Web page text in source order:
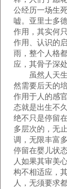
公经历一场生
嘘。亚里士多
作用，其实何
作用、认识的
雨，整个人格
应，其骨子深
虽然人天生
然需要后天的
作用于人的感
态就是出生不
绝不只是停留
多层次的，无
调，无限丰富
停留在婴儿状
人如果其审美
构不相适应，
人，无须要求